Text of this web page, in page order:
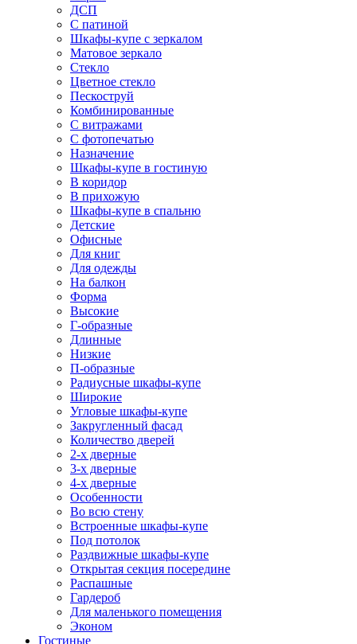
ДСП
С патиной
Шкафы-купе с зеркалом
Матовое зеркало
Стекло
Цветное стекло
Пескоструй
Комбинированные
С витражами
С фотопечатью
Назначение
Шкафы-купе в гостиную
В коридор
В прихожую
Шкафы-купе в спальню
Детские
Офисные
Для книг
Для одежды
На балкон
Форма
Высокие
Г-образные
Длинные
Низкие
П-образные
Радиусные шкафы-купе
Широкие
Угловые шкафы-купе
Закругленный фасад
Количество дверей
2-х дверные
3-х дверные
4-х дверные
Особенности
Во всю стену
Встроенные шкафы-купе
Под потолок
Раздвижные шкафы-купе
Открытая секция посередине
Распашные
Гардероб
Для маленького помещения
Эконом
Гостиные